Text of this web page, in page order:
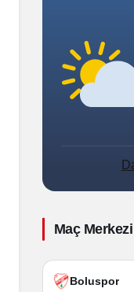
Maç Merkezi
Boluspor